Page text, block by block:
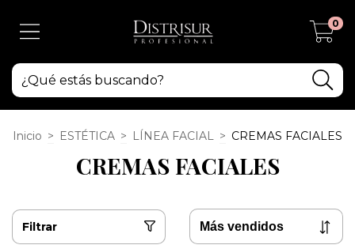
0
Inicio > ESTÉTICA > LÍNEA FACIAL > CREMAS FACIALES
CREMAS FACIALES
Filtrar